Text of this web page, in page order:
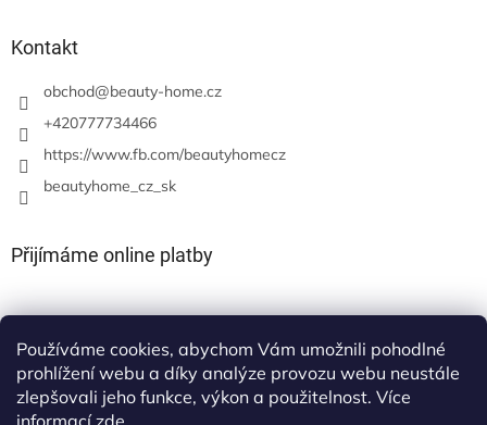
Používáme cookies, abychom Vám umožnili pohodlné
prohlížení webu a díky analýze provozu webu neustále
zlepšovali jeho funkce, výkon a použitelnost. Více
informacízde
Kontakt
obchod@beauty-home.cz
+420777734466
https://www.fb.com/beautyhomecz
beautyhome_cz_sk
Přijímáme online platby